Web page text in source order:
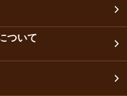
ついて